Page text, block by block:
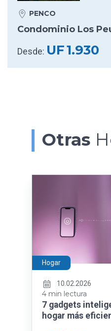
PENCO
Condominio Los
Desde: UF1.930
Otras
Hogar
10.02.2026
4 min lectura
7 gadgets
hogar más